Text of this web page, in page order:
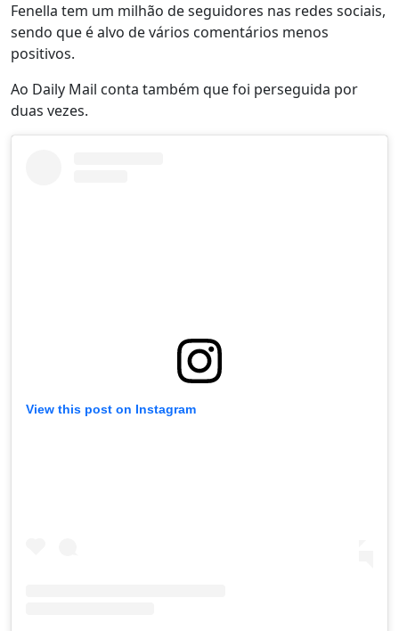
Fenella tem um milhão de seguidores nas redes sociais,
sendo que é alvo de vários comentários menos
positivos.
Ao Daily Mail conta também que foi perseguida por
duas vezes.
View this post on Instagram